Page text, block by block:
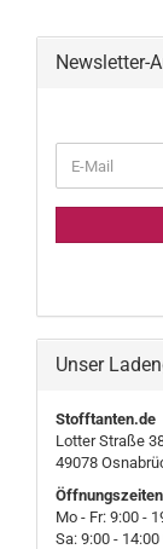
Newsletter-
ZUR
E-
Mail
Unser
Stofftanten.de
Lotter Straße
49078
Öffnungszeiten
Mo - Fr: 9:00 -
Sa: 9:00 - 14:00